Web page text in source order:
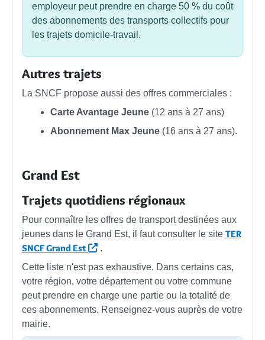
employeur peut prendre en charge 50 % du coût
des abonnements des transports collectifs pour
les trajets domicile-travail.
Autres trajets
La SNCF propose aussi des offres commerciales :
Carte Avantage Jeune (12 ans à 27 ans)
Abonnement Max Jeune (16 ans à 27 ans).
Grand Est
Trajets quotidiens régionaux
Pour connaître les offres de transport destinées aux
jeunes dans le Grand Est, il faut consulter le site TER
SNCF Grand Est
.
Cette liste n'est pas exhaustive. Dans certains cas,
votre région, votre département ou votre commune
peut prendre en charge une partie ou la totalité de
ces abonnements. Renseignez-vous auprès de votre
mairie.